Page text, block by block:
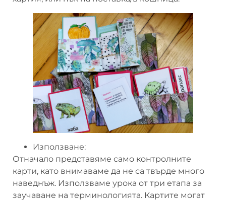
Използване:
Отначало представяме само контролните
карти, като внимаваме да не са твърде много
наведнъж. Използваме урока от три етапа за
заучаване на терминологията. Картите могат